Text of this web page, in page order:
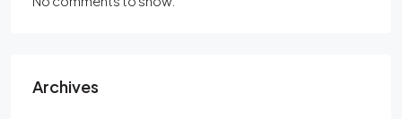
Archives